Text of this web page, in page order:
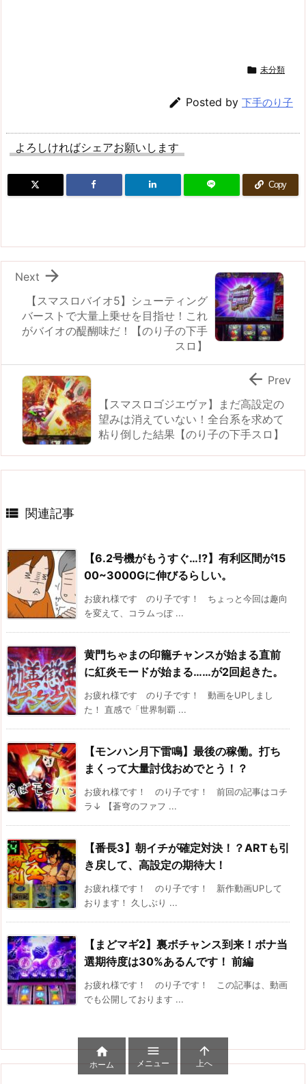
 未分類
 Posted by 下手のり子
よろしければシェアお願いします
Copy
【スマスロバイオ5】シューティング
バーストで大量上乗せを目指せ！これ
がバイオの醍醐味だ！【のり子の下手
スロ】

Next
【スマスロゴジエヴァ】まだ高設定の
望みは消えていない！全台系を求めて
粘り倒した結果【のり子の下手スロ】
 Prev
 関連記事
【6.2号機がもうすぐ…⁉】有利区間が15
00~3000Gに伸びるらしい。
お疲れ様です のり子です！ ちょっと今回は趣向
を変えて、コラムっぽ ...
黄門ちゃまの印籠チャンスが始まる直前
に紅炎モードが始まる……が2回起きた。
お疲れ様です のり子です！ 動画をUPしまし
た！ 直感で「世界制覇 ...
【モンハン月下雷鳴】最後の稼働。打ち
まくって大量討伐おめでとう！？
お疲れ様です！ のり子です！ 前回の記事はコチ
ラ↓ 【蒼穹のファフ ...
【番長3】朝イチが確定対決！？ARTも引
き戻して、高設定の期待大！
お疲れ様です！ のり子です！ 新作動画UPして
おります！ 久しぶり ...
【まどマギ2】裏ボチャンス到来！ボナ当
選期待度は30%あるんです！ 前編
お疲れ様です！ のり子です！ この記事は、動画
でも公開しております ...

ホーム

メニュー

上へ